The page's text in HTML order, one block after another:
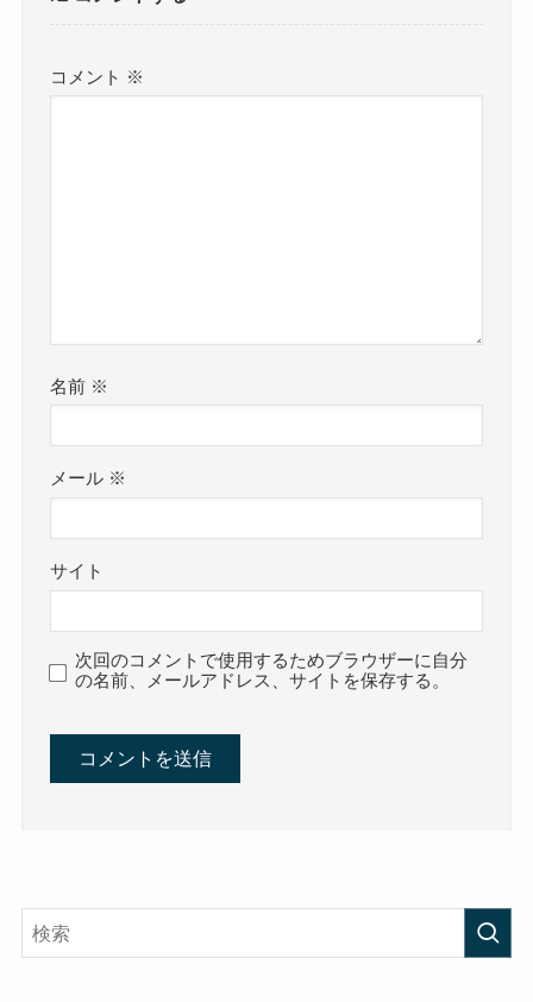
コメント ※
名前 ※
メール ※
サイト
次回のコメントで使用するためブラウザーに自分
の名前、メールアドレス、サイトを保存する。